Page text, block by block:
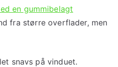
en gummibelagt
fra større overflader, men
snavs på vinduet.